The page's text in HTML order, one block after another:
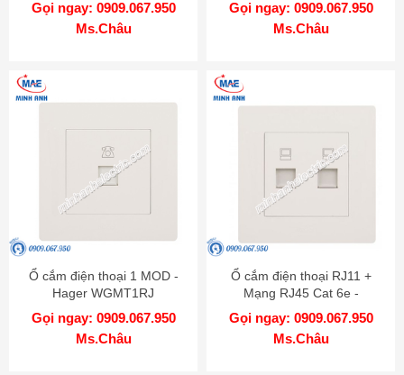
Gọi ngay: 0909.067.950
Ms.Châu
Gọi ngay: 0909.067.950
Ms.Châu
Ổ cắm điện thoại 1 MOD -
Hager WGMT1RJ
Gọi ngay: 0909.067.950
Ms.Châu
Ổ cắm điện thoại RJ11 +
Mạng RJ45 Cat 6e -
WGMT2RJRJ6
Gọi ngay: 0909.067.950
Ms.Châu